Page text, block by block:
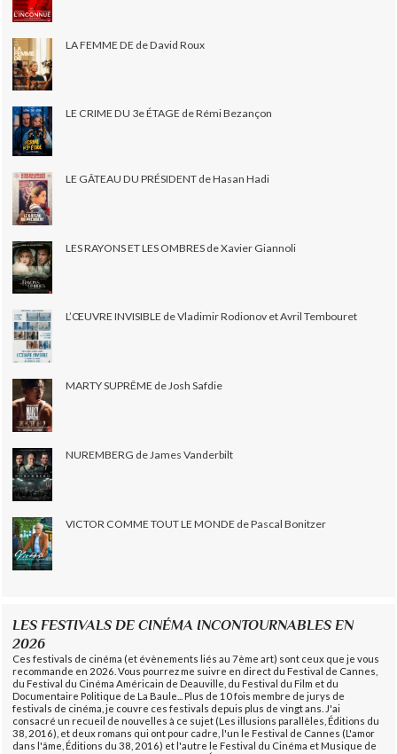
LA FEMME DE de David Roux
LE CRIME DU 3e ÉTAGE de Rémi Bezançon
LE GÂTEAU DU PRÉSIDENT de Hasan Hadi
LES RAYONS ET LES OMBRES de Xavier Giannoli
L’ŒUVRE INVISIBLE de Vladimir Rodionov et Avril Tembouret
MARTY SUPRÊME de Josh Safdie
NUREMBERG de James Vanderbilt
VICTOR COMME TOUT LE MONDE de Pascal Bonitzer
LES FESTIVALS DE CINÉMA INCONTOURNABLES EN
2026
Ces festivals de cinéma (et évènements liés au 7ème art) sont ceux que je vous
recommande en 2026. Vous pourrez me suivre en direct du Festival de Cannes,
du Festival du Cinéma Américain de Deauville, du Festival du Film et du
Documentaire Politique de La Baule... Plus de 10 fois membre de jurys de
festivals de cinéma, je couvre ces festivals depuis plus de vingt ans. J'ai
consacré un recueil de nouvelles à ce sujet (Les illusions parallèles, Éditions du
38, 2016), et deux romans qui ont pour cadre, l'un le Festival de Cannes (L'amor
dans l'âme, Éditions du 38, 2016) et l'autre le Festival du Cinéma et Musique de